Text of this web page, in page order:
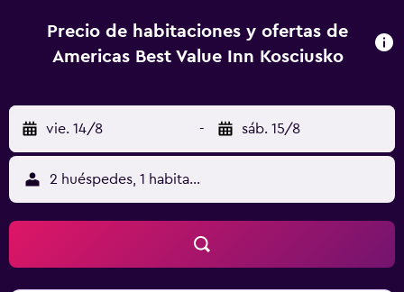
plana de 50 pulgadas con canales por satélite de
suscripción. Los huéspedes pueden utilizar los siguientes
bañera combinadas con cabezal de ducha tipo lluvia y
artículos de higiene personal gratuitos. Este hotel en
Kosciusko ofrece acceso a Internet wifi gratis. Los
servicios para las personas de negocios incluyen
escritorio y teléfono; se ofrecen llamadas locales gratuitas
(pueden existir restricciones). Las habitaciones también
incluyen tabla de planchar con plancha y cortinas opacas.
Se ofrece servicio de limpieza todos los días.
Precio de habitaciones y ofertas de
Americas Best Value Inn Kosciusko
vie. 14/8 - sáb. 15/8
2 huéspedes, 1 habitación